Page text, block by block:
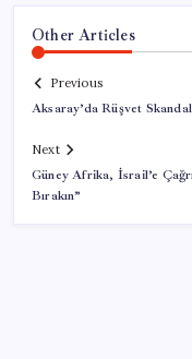
Other Articles
Previous
Aksaray’da Rüşvet
Next
Güney Afrika, İsrail’e
Bırakın”